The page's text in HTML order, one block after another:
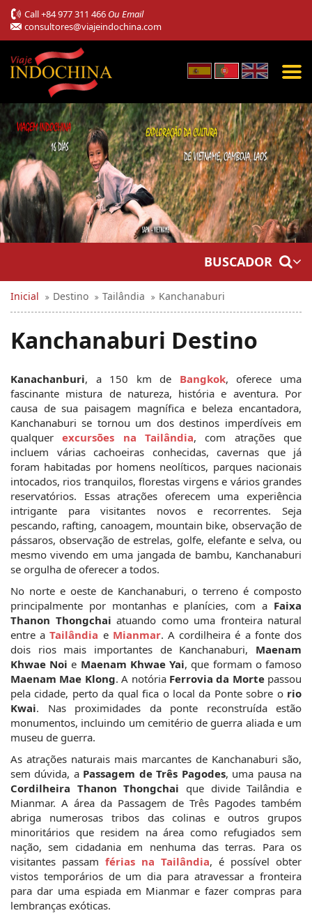
Call+84 977 311 466 Ou Email
consultores@viajeindochina.com
BUSCADOR
Inicial Destino Tailândia Kanchanaburi
Kanchanaburi Destino
Kanachanburi, a 150 km de Bangkok, oferece uma
fascinante mistura de natureza, história e aventura. Por
causa de sua paisagem magnífica e beleza encantadora,
Kanchanaburi se tornou um dos destinos imperdíveis em
qualquer excursões na Tailândia, com atrações que
incluem várias cachoeiras conhecidas, cavernas que já
foram habitadas por homens neolíticos, parques nacionais
intocados, rios tranquilos, florestas virgens e vários grandes
reservatórios. Essas atrações oferecem uma experiência
intrigante para visitantes novos e recorrentes. Seja
pescando, rafting, canoagem, mountain bike, observação de
pássaros, observação de estrelas, golfe, elefante e selva, ou
mesmo vivendo em uma jangada de bambu, Kanchanaburi
se orgulha de oferecer a todos.
No norte e oeste de Kanchanaburi, o terreno é composto
principalmente por montanhas e planícies, com a Faixa
Thanon Thongchai atuando como uma fronteira natural
entre a Tailândia e Mianmar. A cordilheira é a fonte dos
dois rios mais importantes de Kanchanaburi, Maenam
Khwae Noi e Maenam Khwae Yai
Maenam Mae Klong. A notória Ferrovia da Morte passou
pela cidade, perto da qual fica o local da Ponte sobre o rio
Kwai. Nas proximidades da ponte reconstruída estão
monumentos, incluindo um cemitério de guerra aliada e um
museu de guerra.
As atrações naturais mais marcantes de Kanchanaburi são,
sem dúvida, a Passagem de Três Pagodes
Cordilheira Thanon Thongchai que divide Tailândia e
Mianmar. A área da Passagem de Três Pagodes também
abriga numerosas tribos das colinas e outros grupos
minoritários que residem na área como refugiados sem
nação, sem cidadania em nenhuma das terras. Para os
visitantes passam férias na Tailândia, é possível obter
vistos temporários de um dia para atravessar a fronteira
para dar uma espiada em Mianmar e fazer compras para
lembranças exóticas.